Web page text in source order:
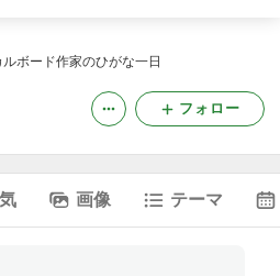
ボード作家のひがな一日
フォロー
画像 テーマ